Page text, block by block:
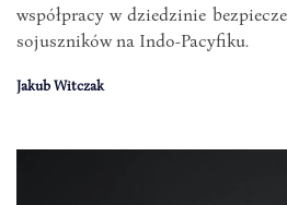
współpracy w dziedzinie
sojuszników na Indo-Pacyfiku.
Jakub Witczak